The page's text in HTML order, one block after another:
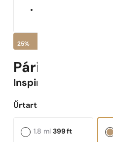
25%
Párizsi
Inspirálva
Űrtartalom választása:
399ft
1.8 ml